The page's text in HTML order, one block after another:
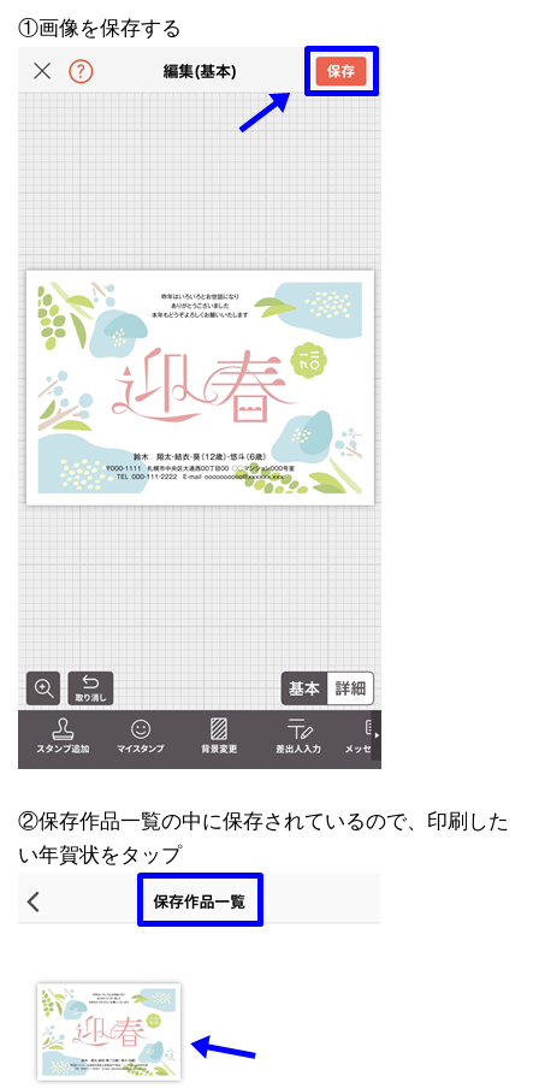
①画像を保存する
②保存作品一覧の中に保存されているので、印刷した
い年賀状をタップ